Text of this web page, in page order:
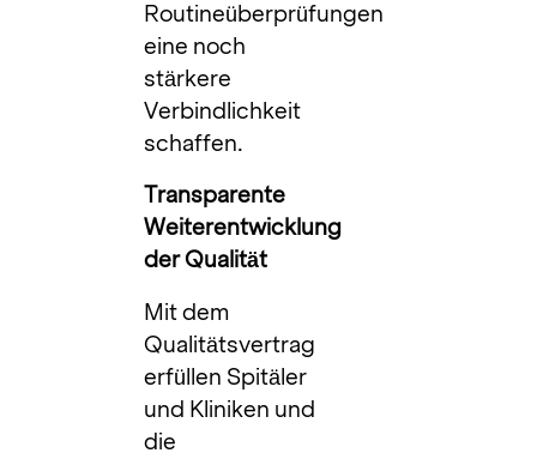
Routineüberprüfungen
eine noch
stärkere
Verbindlichkeit
schaffen.
Transparente
Weiterentwicklung
der Qualität
Mit dem
Qualitätsvertrag
erfüllen Spitäler
und Kliniken und
die